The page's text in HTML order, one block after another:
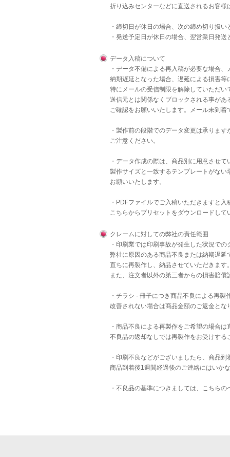
折り込みセンターなどに直送されるお客
・締切日が休日の場合、次の締め切り扱
・発送予定日が休日の場合、翌営業日発
データ入稿について
・データ不備による再入稿が必要な場合
納期遅延となった場合、遅延による損害
特にメールの受信制限を解除していただ
送信元とは関係なくブロックされる事が
ご確認をお願いいたします。メール未到
・製作前の段階でのデータ変更は承りま
ご注意ください。
・データ作成の際は、商品別に用意させ
製作サイズと一致するテンプレートがない
お願いいたします。
・PDFファイルでご入稿いただきますと
こちらからプリセットをダウンロードし
クレームに対しての弊社の責任範囲
・印刷業では印刷事故が発生した状況で
弊社に原因のある商品不良または納期遅
直ちに再製作し、納品させていただきま
また、注文者以外の第三者からの損害賠
・チラシ · 冊子につき商品不良による再
改善されない場合は商品金額のご返金と
・商品不良による再製作をご希望の場合
不良品の返却なしでは再製作をお受けする
・印刷不良などがございましたら、商品
商品到着後1週間経過後のご連絡にはいか
・不良品の基準につきましては、 こちらの